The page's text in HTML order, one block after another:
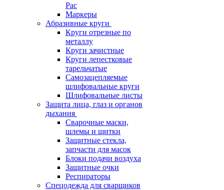
Pac
Маркеры
Абразивные круги
Круги отрезные по
металлу
Круги зачистные
Круги лепестковые
тарельчатые
Самозацепляемые
шлифовальные круги
Шлифовальные листы
Защита лица, глаз и органов
дыхания
Сварочные маски,
шлемы и щитки
Защитные стекла,
запчасти для масок
Блоки подачи воздуха
Защитные очки
Респираторы
Спецодежда для сварщиков